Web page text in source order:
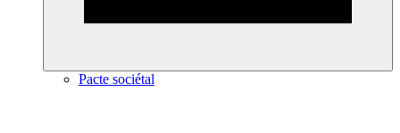
Pacte sociétal